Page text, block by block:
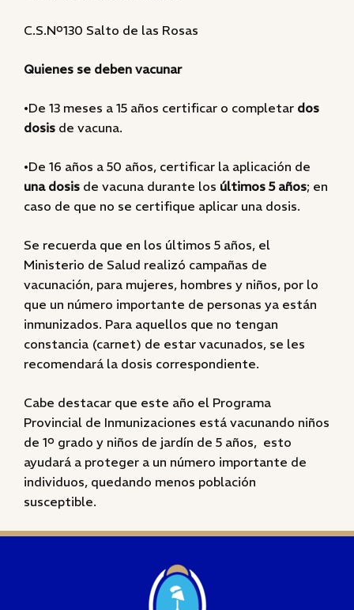
C.S.Nº130 Salto de las Rosas
Quienes se deben vacunar
•De 13 meses a 15 años certificar o completar dos
dosis de vacuna.
•De 16 años a 50 años, certificar la aplicación de
una dosis de vacuna durante los últimos 5 años; en
caso de que no se certifique aplicar una dosis.
Se recuerda que en los últimos 5 años, el
Ministerio de Salud realizó campañas de
vacunación, para mujeres, hombres y niños, por lo
que un número importante de personas ya están
inmunizados. Para aquellos que no tengan
constancia (carnet) de estar vacunados, se les
recomendará la dosis correspondiente.
Cabe destacar que este año el Programa
Provincial de Inmunizaciones está vacunando niños
de 1º grado y niños de jardín de 5 años, esto
ayudará a proteger a un número importante de
individuos, quedando menos población
susceptible.